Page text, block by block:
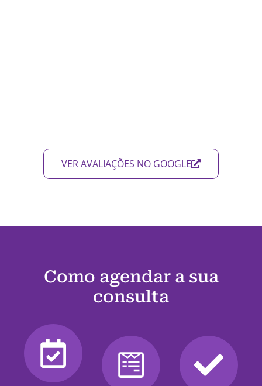
VER AVALIAÇÕES NO GOOGLE
Como agendar a sua
consulta